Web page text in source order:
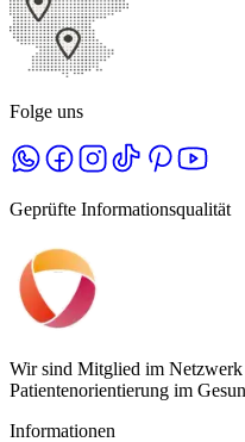
Folge uns
Geprüfte Informationsqualität
Wir sind Mitglied im
Patientenorientierung im
Informationen